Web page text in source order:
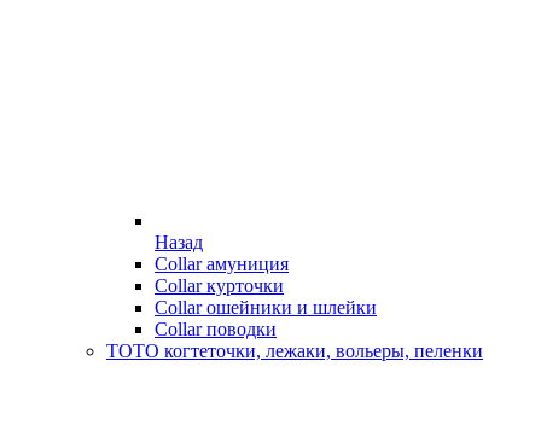
Назад
Collar амуниция
Collar курточки
Collar ошейники и шлейки
Collar поводки
ТОТО когтеточки, лежаки, вольеры, пеленки